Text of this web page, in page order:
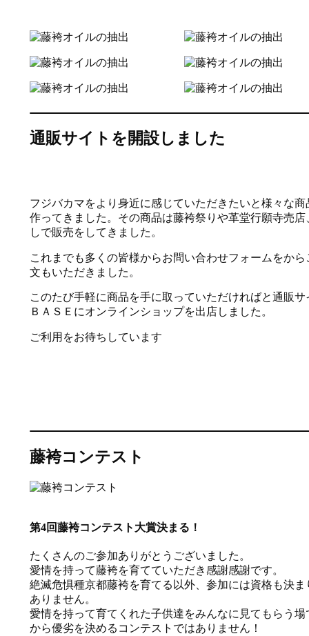
通販サイトを開設しました
フジバカマをより身近に感じていただきたいと様々な商
作ってきました。その商品は藤袴祭りや革堂行願寺売店
しで販売をしてきました。
これまでも多くの皆様からお問い合わせフォームをから
文もいただきました。
このたび手軽に商品を手に取っていただければと通販サ
ＢＡＳＥにオンラインショップを出店しました。
ご利用をお待ちしています
藤袴コンテスト
第4回藤袴コンテスト大賞決まる！
たくさんのご参加ありがとうございました。
愛情を持って藤袴を育てていただき感謝感謝です。
絶滅危惧種京都藤袴を育てる以外、参加には資格も決ま
ありません。
愛情を持って育てくれた子供達をみんなに見てもらう場
から優劣を決めるコンテストではありません！